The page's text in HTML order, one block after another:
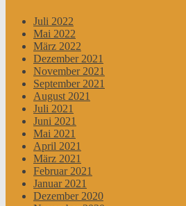
Juli 2022
Mai 2022
März 2022
Dezember 2021
November 2021
September 2021
August 2021
Juli 2021
Juni 2021
Mai 2021
April 2021
März 2021
Februar 2021
Januar 2021
Dezember 2020